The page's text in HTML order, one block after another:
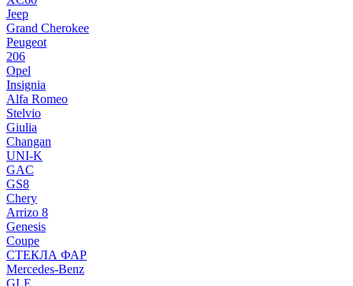
Jeep
Grand Cherokee
Peugeot
206
Opel
Insignia
Alfa Romeo
Stelvio
Giulia
Changan
UNI-K
GAC
GS8
Chery
Arrizo 8
Genesis
Coupe
СТЕКЛА ФАР
Mercedes-Benz
GLE